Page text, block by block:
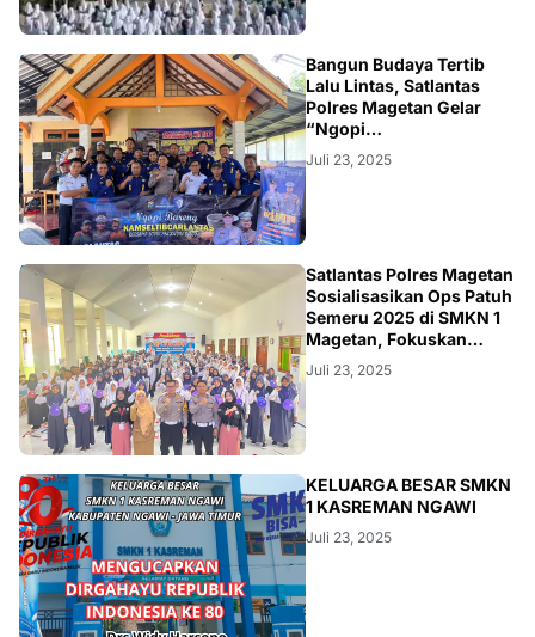
NEWS
Bangun Budaya Tertib
Lalu Lintas, Satlantas
Polres Magetan Gelar
“Ngopi
Kamseltibcarlantas”
Bersama Komunitas P3M
Juli 23, 2025
NEWS
Satlantas Polres Magetan
Sosialisasikan Ops Patuh
Semeru 2025 di SMKN 1
Magetan, Fokuskan
Edukasi Tertib Lalu Lintas
Juli 23, 2025
NEWS
KELUARGA BESAR SMKN
1 KASREMAN NGAWI
Juli 23, 2025